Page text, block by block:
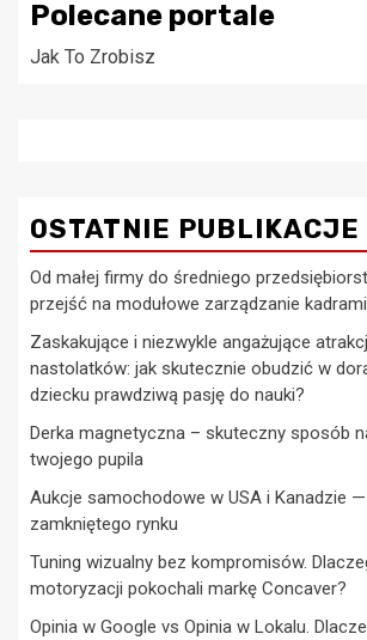
Polecane portale
Jak To Zrobisz
OSTATNIE PUBLIKACJE
Od małej firmy do średniego
przejść na modułowe zarządzanie
Zaskakujące i niezwykle angażujące
nastolatków: jak skutecznie obudzić w
dziecku prawdziwą pasję do nauki?
Derka magnetyczna – skuteczny sposób
twojego pupila
Aukcje samochodowe w USA i Kanadzie
zamkniętego rynku
Tuning wizualny bez kompromisów.
motoryzacji pokochali markę Concaver?
Opinia w Google vs Opinia w Lokalu.